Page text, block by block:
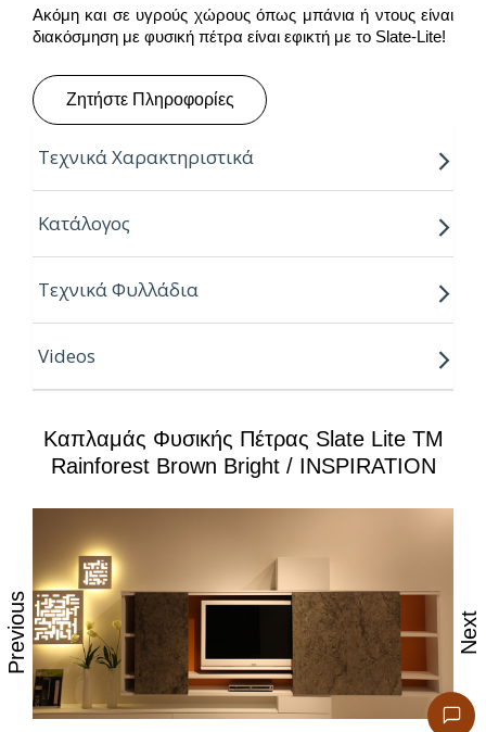
Ακόμη και σε υγρούς χώρους όπως μπάνια ή ντους είναι
διακόσμηση με φυσική πέτρα είναι εφικτή με το Slate-Lite!
Ζητήστε Πληροφορίες
Τεχνικά Χαρακτηριστικά
Βασικά στοιχεία για το Slate-Lite
Επιφάνεια 100% φυσικής πέτρας
Συνολικό πάχος περίπου: 1,5 χλστ
Ακρίβεια μεγέθους: 1-2 mm
Μέγιστη θερμοκρασία: 120 °C
Κατάλογος
Τεχνικά Φυλλάδια
Videos
Καπλαμάς Φυσικής Πέτρας Slate Lite TM
Rainforest Brown Bright / INSPIRATION
Previous Next